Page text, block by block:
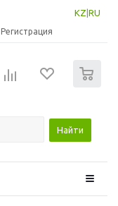
KZ RU
Регистрация
Найти